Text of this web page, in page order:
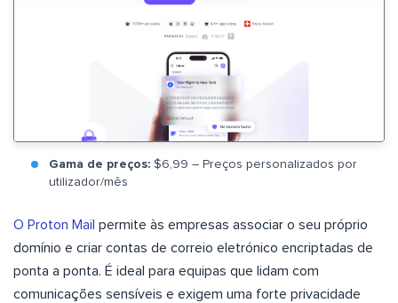
Gama de preços: $6,99 – Preços personalizados por
utilizador/mês
O Proton Mail permite às empresas associar o seu próprio
domínio e criar contas de correio eletrónico encriptadas de
ponta a ponta. É ideal para equipas que lidam com
comunicações sensíveis e exigem uma forte privacidade